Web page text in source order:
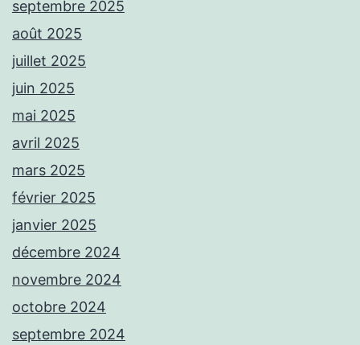
septembre 2025
août 2025
juillet 2025
juin 2025
mai 2025
avril 2025
mars 2025
février 2025
janvier 2025
décembre 2024
novembre 2024
octobre 2024
septembre 2024